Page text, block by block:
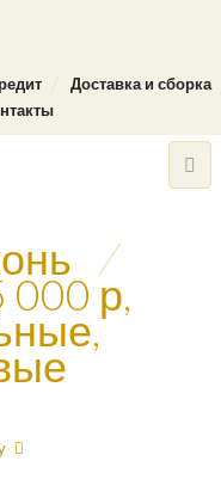
Доставка и сборка
/
000 р,